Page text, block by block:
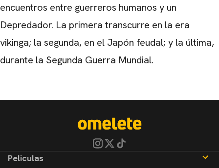
encuentros entre guerreros humanos y un
Depredador. La primera transcurre en la era
vikinga; la segunda, en el Japón feudal; y la última,
durante la Segunda Guerra Mundial.
Peliculas